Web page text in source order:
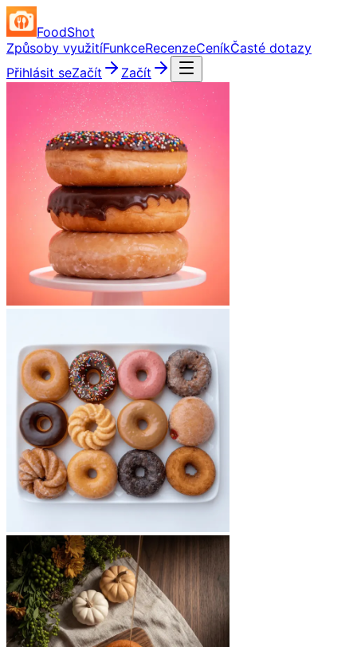
FoodShot
Způsoby využitíFunkceRecenzeCeníkČasté dotazy
Přihlásit seZačít Začít